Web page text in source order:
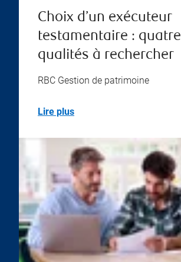
Choix d’un exécuteur
testamentaire : quatre
qualités à rechercher
RBC Gestion de patrimoine
Lire plus